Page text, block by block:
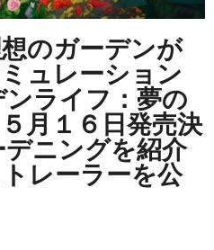
のガーデンが
ュレーション
ライフ：夢の
月１６日発売決
ニングを紹介
レーラーを公